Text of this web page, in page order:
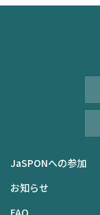
JaSPONへの参加
お知らせ